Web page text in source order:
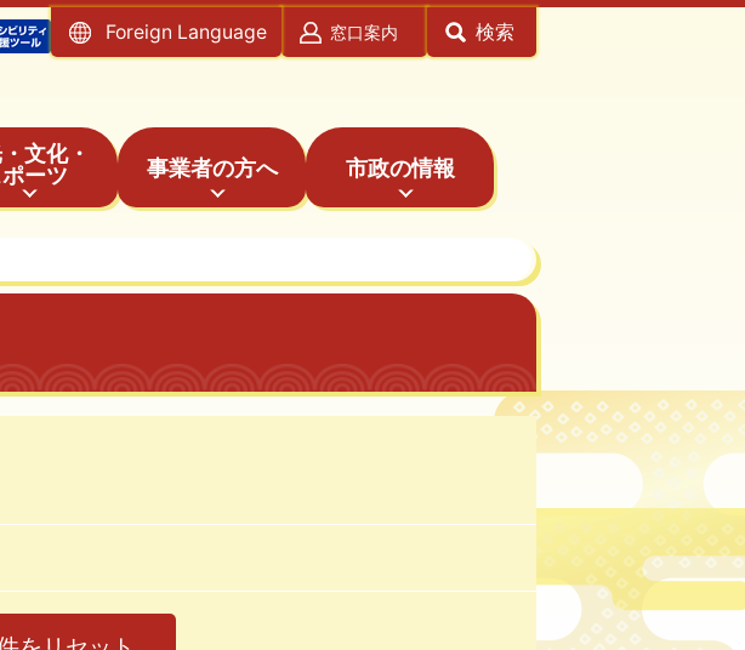
Foreign Language 窓口案内 検索
文化・
ーツ
事業者の方へ 市政の情報